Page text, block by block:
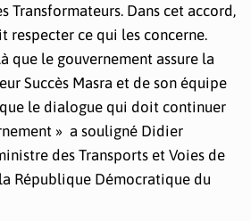
Transformateurs. Dans cet accord,
respecter ce qui les concerne.
que le gouvernement assure la
Succès Masra et de son équipe
le dialogue qui doit continuer
» a souligné Didier
des Transports et Voies de
République Démocratique du